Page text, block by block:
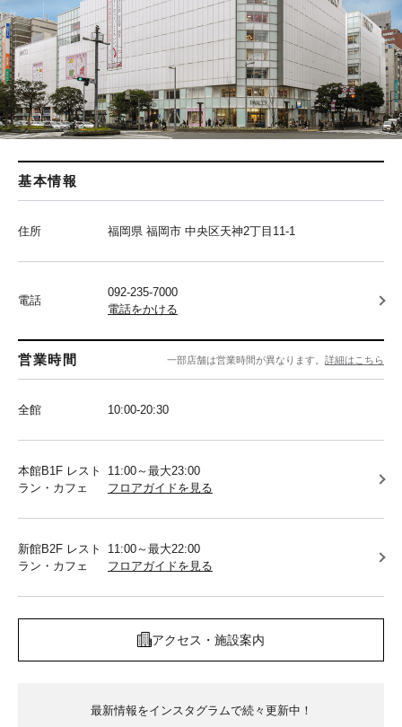
基本情報
住所 福岡県 福岡市 中央区天神2丁目11-1
電話
092-235-7000
電話をかける
営業時間 一部店舗は営業時間が異なります。 詳細はこちら
全館 10:00-20:30
本館B1F レスト
ラン・カフェ
11:00～最大23:00
フロアガイドを見る
新館B2F レスト
ラン・カフェ
11:00～最大22:00
フロアガイドを見る
アクセス・施設案内
最新情報をインスタグラムで続々更新中！